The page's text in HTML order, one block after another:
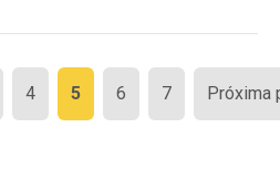
4 5 6 7 Próxima